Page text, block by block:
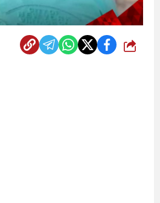
شارك